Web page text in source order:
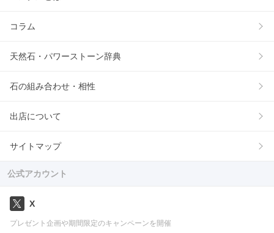
コラム
天然石・パワーストーン辞典
石の組み合わせ・相性
出店について
サイトマップ
公式アカウント
X
プレゼント企画や期間限定のキャンペーンを開催